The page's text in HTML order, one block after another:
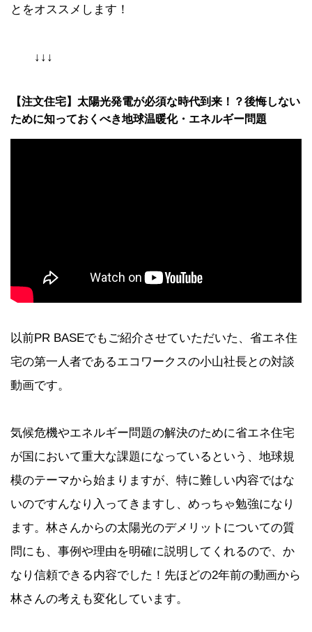
とをオススメします！
↓↓↓
【注文住宅】太陽光発電が必須な時代到来！？後悔しない
ために知っておくべき地球温暖化・エネルギー問題
以前PR BASEでもご紹介させていただいた、省エネ住
宅の第一人者であるエコワークスの小山社長との対談
動画です。
気候危機やエネルギー問題の解決のために省エネ住宅
が国において重大な課題になっているという、地球規
模のテーマから始まりますが、特に難しい内容ではな
いのですんなり入ってきますし、めっちゃ勉強になり
ます。林さんからの太陽光のデメリットについての質
問にも、事例や理由を明確に説明してくれるので、か
なり信頼できる内容でした！先ほどの2年前の動画から
林さんの考えも変化しています。